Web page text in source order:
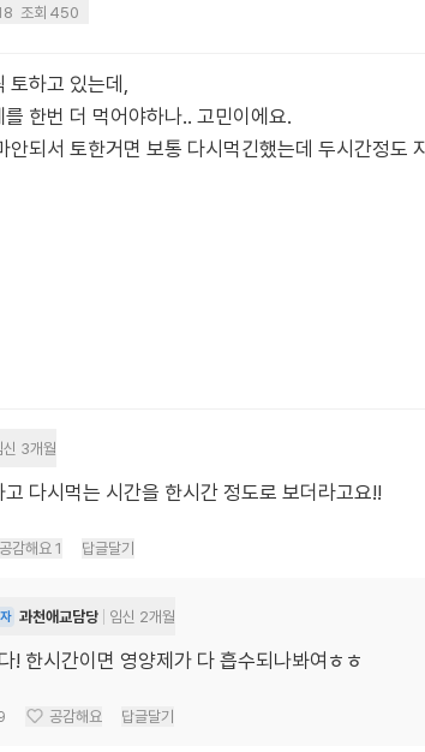
조회 450
토하고 있는데,
한번 더 먹어야하나.. 고민이에요.
안되서 토한거면 보통 다시먹긴했는데 두시간정도
신 3개월
다시먹는 시간을 한시간 정도로 보더라고요!!
공감해요 1 답글달기
과천애교담당 임신 2개월
! 한시간이면 영양제가 다 흡수되나봐여ㅎㅎ
공감해요 답글달기